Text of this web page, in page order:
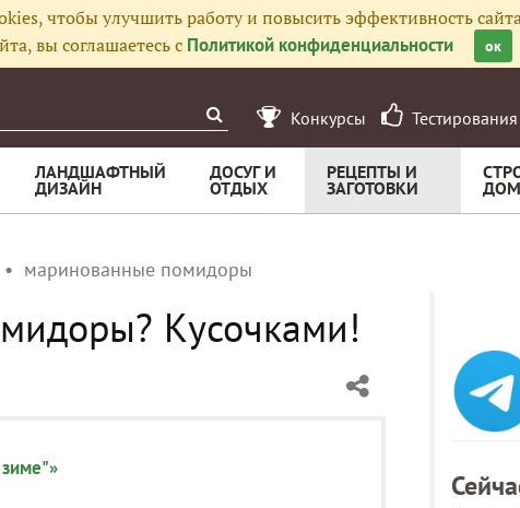
чтобы улучшить работу и повысить эффективность
вы соглашаетесь с Политикой конфиденциальности ок
Конкурсы Тестирования
ЛАНДШАФТНЫЙ
ДИЗАЙН
ДОСУГ И
ОТДЫХ
РЕЦЕПТЫ И
ЗАГОТОВКИ ДОМ
маринованные помидоры
Кусочками!